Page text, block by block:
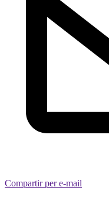
Compartir per e-mail